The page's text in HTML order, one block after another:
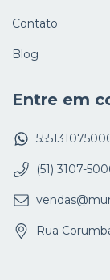
Contato
Blog
Entre em
(51) 3107-
Rua